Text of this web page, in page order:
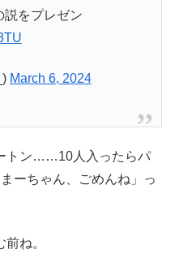
説をプレゼン
March 6, 2024
トン……10人入ったらパ
ーちゃん、ごめんね」っ
ね。